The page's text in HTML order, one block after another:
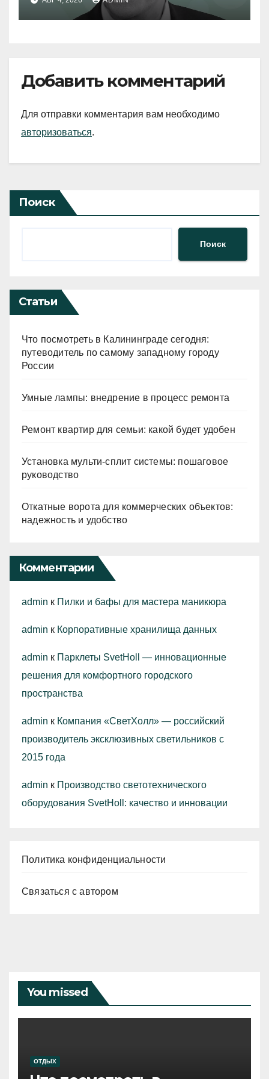
Добавить комментарий
Для отправки комментария вам необходимо
авторизоваться.
Поиск
Поиск
Статьи
Что посмотреть в Калининграде сегодня:
путеводитель по самому западному городу
России
Умные лампы: внедрение в процесс ремонта
Ремонт квартир для семьи: какой будет удобен
Установка мульти-сплит системы: пошаговое
руководство
Откатные ворота для коммерческих объектов:
надежность и удобство
Комментарии
admin к Пилки и бафы для мастера маникюра
admin к Корпоративные хранилища данных
admin к Парклеты SvetHoll — инновационные
решения для комфортного городского
пространства
admin к Компания «СветХолл» — российский
производитель эксклюзивных светильников с
2015 года
admin к Производство светотехнического
оборудования SvetHoll: качество и инновации
Политика конфиденциальности
Связаться с автором
You missed
ОТДЫХ